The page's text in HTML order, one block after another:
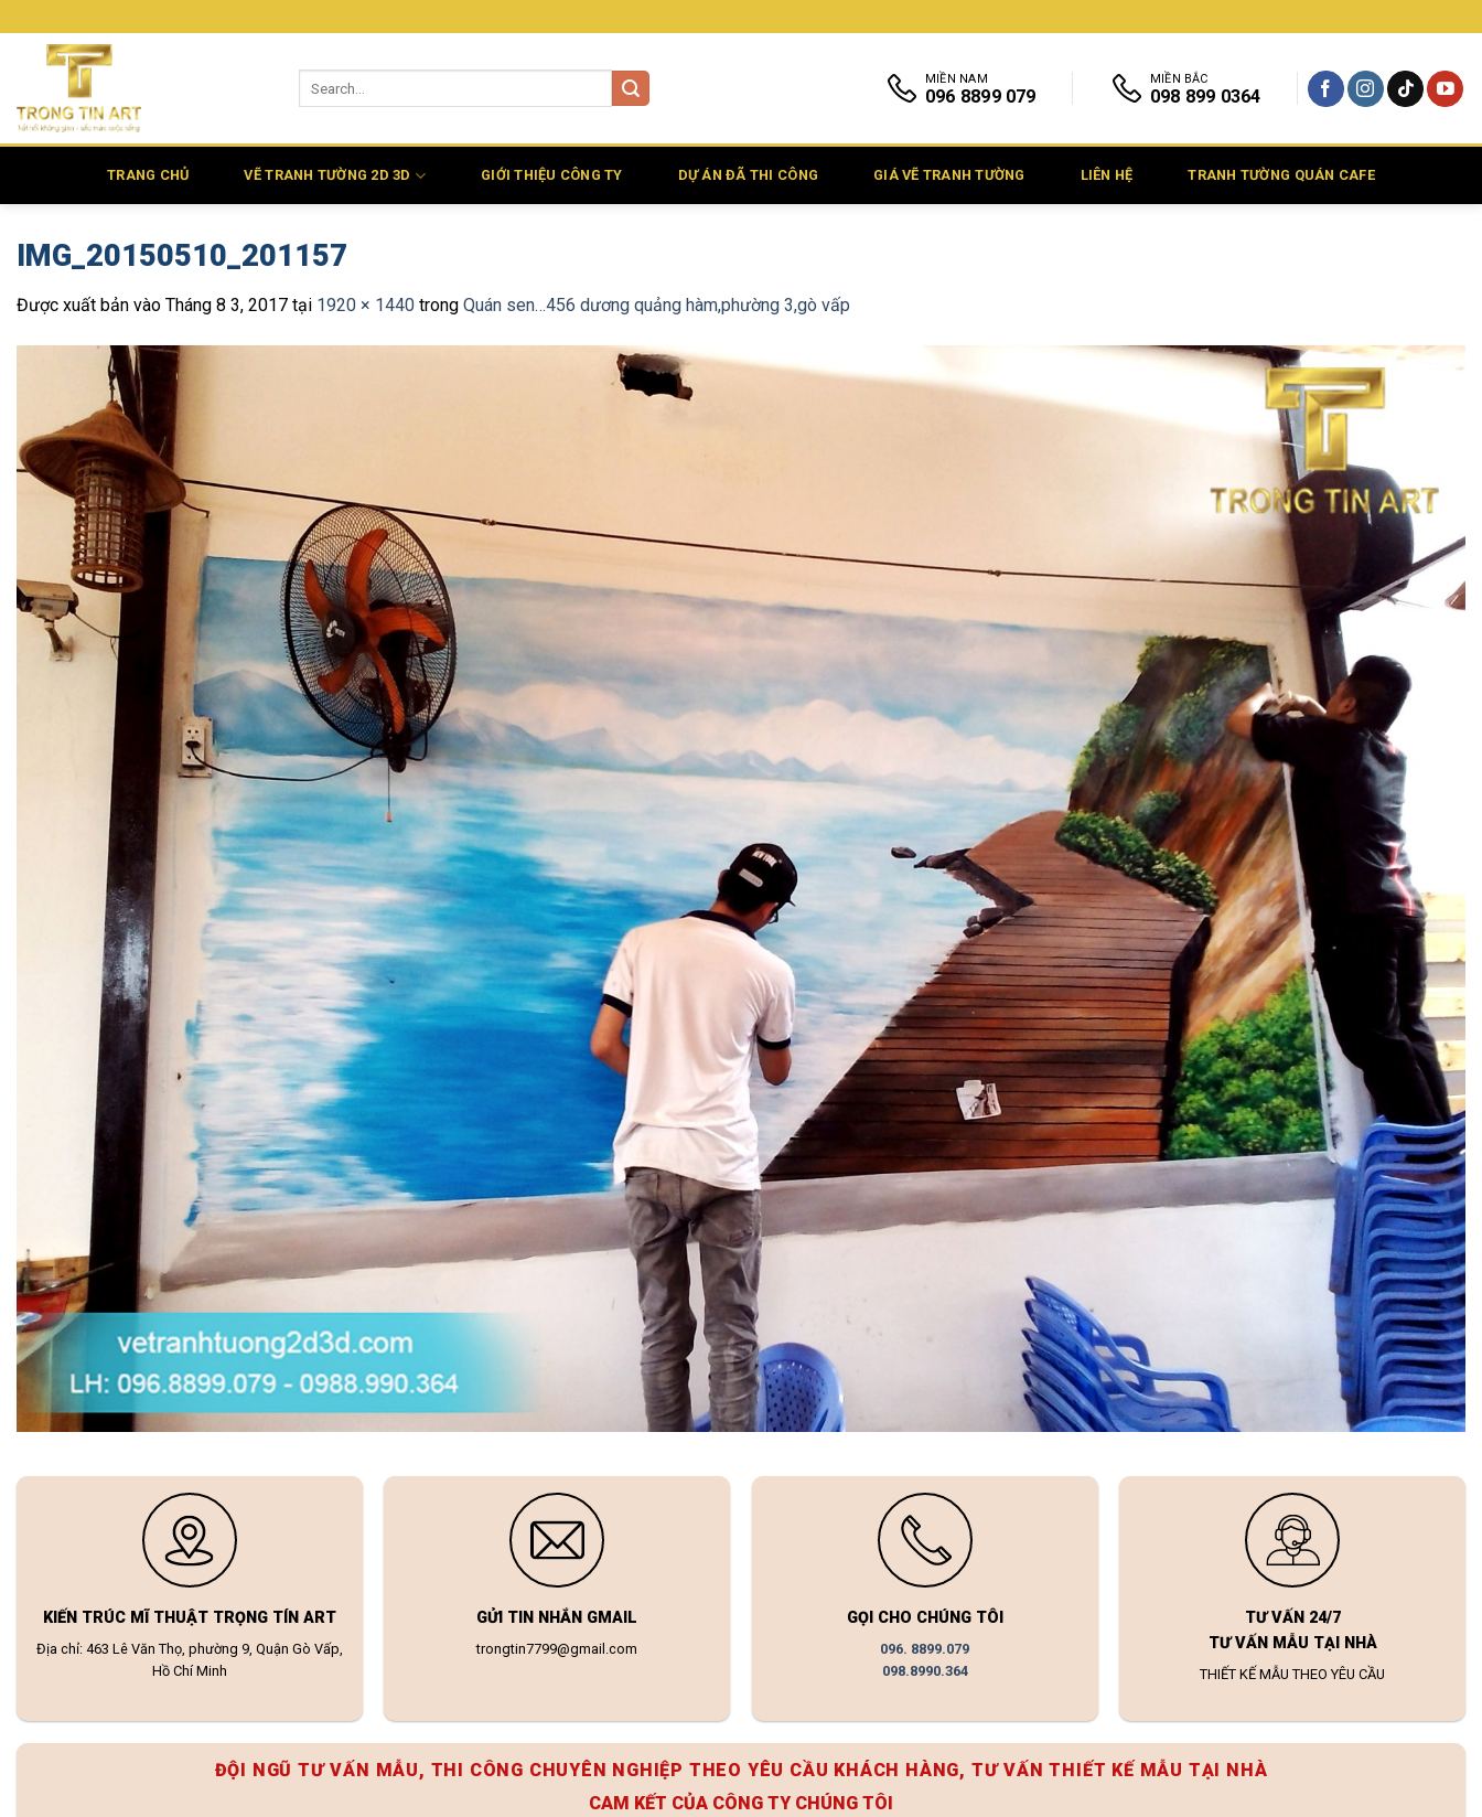
qua
MIỀN NAM
096 8899 079
MIỀN BẮC
098 899 0364
TRANG CHỦ VẼ TRANH TƯỜNG 2D 3D GIỚI THIỆU CÔNG TY DỰ ÁN ĐÃ THI CÔNG GIÁ VẼ TRANH TƯỜNG LIÊN HỆ TRANH TƯỜNG QUÁN CAFE
IMG_20150510_201157
Được xuất bản vào Tháng 8 3, 2017 tại 1920 × 1440 trong Quán sen…456 dương quảng hàm,phường 3,gò vấp
KIẾN TRÚC MĨ THUẬT TRỌNG TÍN ART
Địa chỉ: 463 Lê Văn Thọ, phường 9, Quận Gò Vấp,
Hồ Chí Minh
GỬI TIN NHẮN GMAIL
trongtin7799@gmail.com
GỌI CHO CHÚNG TÔI
096. 8899.079
098.8990.364
TƯ VẤN 24/7
TƯ VẤN MẪU TẠI NHÀ
THIẾT KẾ MẪU THEO YÊU CẦU
ĐỘI NGŨ TƯ VẤN MẪU, THI CÔNG CHUYÊN NGHIỆP THEO YÊU CẦU KHÁCH HÀNG, TƯ VẤN THIẾT KẾ MẪU TẠI NHÀ
CAM KẾT CỦA CÔNG TY CHÚNG TÔI